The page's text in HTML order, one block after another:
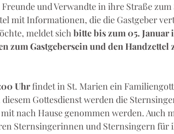
und Verwandte in ihre Straße
mit Informationen, die die Gastgeber
meldet sich bitte bis zum 05.
zum Gastgebersein und den
Uhr findet in St. Marien ein
Gottesdienst werden die
nach Hause genommen werden. Auch
Sternsingerinnen und Sternsingern für